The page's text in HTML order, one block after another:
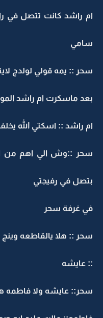
ام راشد كانت تتصل في
سامي
سحر :: يمه قولي لولدج
بعد ماسكرت ام راشد
ام راشد :: اسكتي الله
سحر ::وش الي اهم من
بتصل في رفيجتي
في غرفة سحر
سحر :: هلا يالقاطعه وينج
:: عايشه
سحر:: عايشه ولا